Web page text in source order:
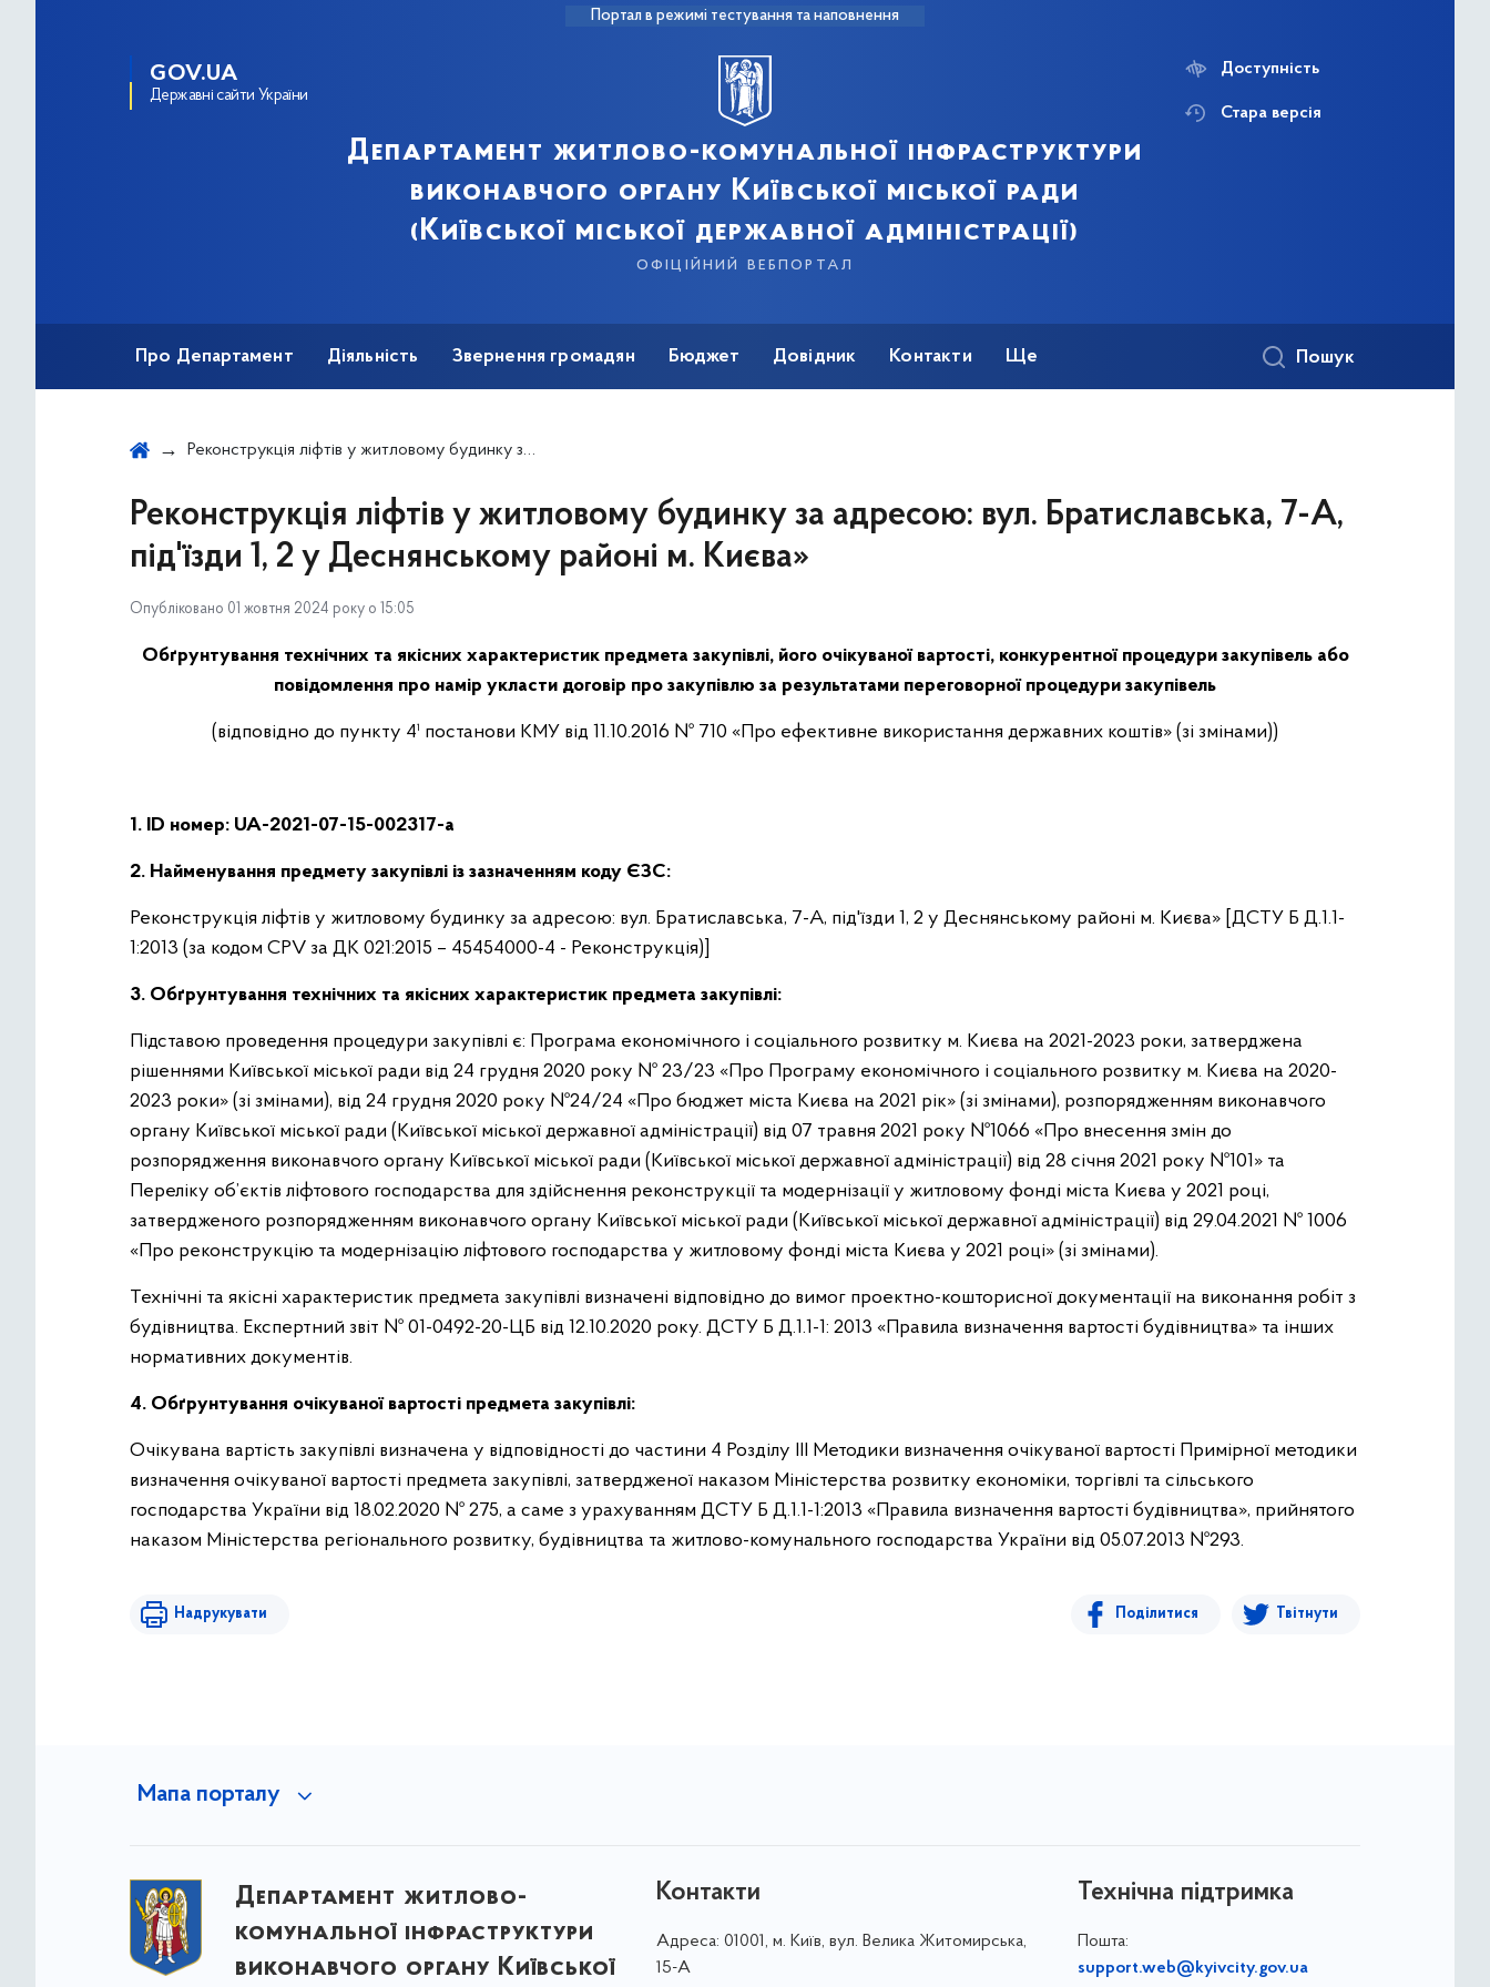
Портал в режимі тестування та наповнення
GOV.UA
Державні сайти України
Департамент житлово-комунальної інфраструктури
виконавчого органу Київської міської ради
(Київської міської державної адміністрації)
офіційний вебпортал
Доступність
Стара версія
Про Департамент Діяльність Звернення громадян Бюджет Довідник Контакти Ще Пошук
Реконструкція ліфтів у житловому будинку за адресою: вул. Братиславська, 7-А, під'їзди 1, 2 у Деснянському районі м. Києва»
Реконструкція ліфтів у житловому будинку за адресою: вул. Братиславська, 7-А,
під'їзди 1, 2 у Деснянському районі м. Києва»
Опубліковано 01 жовтня 2024 року о 15:05
Обґрунтування технічних та якісних характеристик предмета закупівлі, його очікуваної вартості, конкурентної процедури закупівель або
повідомлення про намір укласти договір про закупівлю за результатами переговорної процедури закупівель
(відповідно до пункту 4¹ постанови КМУ від 11.10.2016 № 710 «Про ефективне використання державних коштів» (зі змінами))
1. ID номер: UA-2021-07-15-002317-a
2. Найменування предмету закупівлі із зазначенням коду ЄЗС:
Реконструкція ліфтів у житловому будинку за адресою: вул. Братиславська, 7-А, під'їзди 1, 2 у Деснянському районі м. Києва» [ДСТУ Б Д.1.1-
1:2013 (за кодом CPV за ДК 021:2015 – 45454000-4 - Реконструкція)]
3. Обґрунтування технічних та якісних характеристик предмета закупівлі:
Підставою проведення процедури закупівлі є: Програма економічного і соціального розвитку м. Києва на 2021-2023 роки, затверджена
рішеннями Київської міської ради від 24 грудня 2020 року № 23/23 «Про Програму економічного і соціального розвитку м. Києва на 2020-
2023 роки» (зі змінами), від 24 грудня 2020 року №24/24 «Про бюджет міста Києва на 2021 рік» (зі змінами), розпорядженням виконавчого
органу Київської міської ради (Київської міської державної адміністрації) від 07 травня 2021 року №1066 «Про внесення змін до
розпорядження виконавчого органу Київської міської ради (Київської міської державної адміністрації) від 28 січня 2021 року №101» та
Переліку об’єктів ліфтового господарства для здійснення реконструкції та модернізації у житловому фонді міста Києва у 2021 році,
затвердженого розпорядженням виконавчого органу Київської міської ради (Київської міської державної адміністрації) від 29.04.2021 № 1006
«Про реконструкцію та модернізацію ліфтового господарства у житловому фонді міста Києва у 2021 році» (зі змінами).
Технічні та якісні характеристик предмета закупівлі визначені відповідно до вимог проектно-кошторисної документації на виконання робіт з
будівництва. Експертний звіт № 01-0492-20-ЦБ від 12.10.2020 року. ДСТУ Б Д.1.1-1: 2013 «Правила визначення вартості будівництва» та інших
нормативних документів.
4. Обґрунтування очікуваної вартості предмета закупівлі:
Очікувана вартість закупівлі визначена у відповідності до частини 4 Розділу ІІІ Методики визначення очікуваної вартості Примірної методики
визначення очікуваної вартості предмета закупівлі, затвердженої наказом Міністерства розвитку економіки, торгівлі та сільського
господарства України від 18.02.2020 № 275, а саме з урахуванням ДСТУ Б Д.1.1-1:2013 «Правила визначення вартості будівництва», прийнятого
наказом Міністерства регіонального розвитку, будівництва та житлово-комунального господарства України від 05.07.2013 №293.
Надрукувати Поділитися Твітнути
Мапа порталу
Департамент житлово-
комунальної інфраструктури
виконавчого органу Київської
Контакти
Адреса: 01001, м. Київ, вул. Велика Житомирська,
15-А
Технічна підтримка
Пошта:
support.web@kyivcity.gov.ua